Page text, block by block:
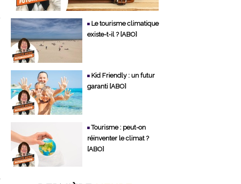
Le tourisme climatique
existe-t-il ? [ABO]
Kid Friendly : un futur
garanti [ABO]
Tourisme : peut-on
réinventer le climat ?
[ABO]